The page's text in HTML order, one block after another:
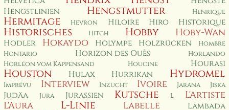
Hengstlinien
Hengstmutter Henrique
Hermitage Hevron Hiloire Hiro Historique
Historisches Hitch Hobby Hoby-Wan
Hodler Hokaydo Holympe Holzrücken
Hombre
Hontario
Horizon des Ouès
Horlando
Horléon vom Kappensand
Houcine Hourasi
Houston Hulax Hurrikan Hydromel
Imprévu Interview Inzucht Ivoire Jarana Jiska
Judäa Jura Jurassien Kutsche L
L'Artiste
L'Aura
L-Linie Labelle Lambada